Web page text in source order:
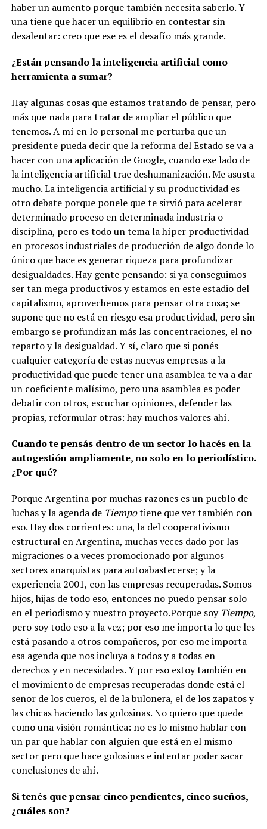
haber un aumento porque también necesita saberlo. Y
una tiene que hacer un equilibrio en contestar sin
desalentar: creo que ese es el desafío más grande.
¿Están pensando la inteligencia artificial como
herramienta a sumar?
Hay algunas cosas que estamos tratando de pensar, pero
más que nada para tratar de ampliar el público que
tenemos. A mí en lo personal me perturba que un
presidente pueda decir que la reforma del Estado se va a
hacer con una aplicación de Google, cuando ese lado de
la inteligencia artificial trae deshumanización. Me asusta
mucho. La inteligencia artificial y su productividad es
otro debate porque ponele que te sirvió para acelerar
determinado proceso en determinada industria o
disciplina, pero es todo un tema la híper productividad
en procesos industriales de producción de algo donde lo
único que hace es generar riqueza para profundizar
desigualdades. Hay gente pensando: si ya conseguimos
ser tan mega productivos y estamos en este estadio del
capitalismo, aprovechemos para pensar otra cosa; se
supone que no está en riesgo esa productividad, pero sin
embargo se profundizan más las concentraciones, el no
reparto y la desigualdad. Y sí, claro que si ponés
cualquier categoría de estas nuevas empresas a la
productividad que puede tener una asamblea te va a dar
un coeficiente malísimo, pero una asamblea es poder
debatir con otros, escuchar opiniones, defender las
propias, reformular otras: hay muchos valores ahí.
Cuando te pensás dentro de un sector lo hacés en la
autogestión ampliamente, no solo en lo periodístico.
¿Por qué?
Porque Argentina por muchas razones es un pueblo de
luchas y la agenda de Tiempotiene que ver también con
eso. Hay dos corrientes: una, la del cooperativismo
estructural en Argentina, muchas veces dado por las
migraciones o a veces promocionado por algunos
sectores anarquistas para autoabastecerse; y la
experiencia 2001, con las empresas recuperadas. Somos
hijos, hijas de todo eso, entonces no puedo pensar solo
en el periodismo y nuestro proyecto.Porque soy Tiempo,
pero soy todo eso a la vez; por eso me importa lo que les
está pasando a otros compañeros, por eso me importa
esa agenda que nos incluya a todos y a todas en
derechos y en necesidades. Y por eso estoy también en
el movimiento de empresas recuperadas donde está el
señor de los cueros, el de la bulonera, el de los zapatos y
las chicas haciendo las golosinas. No quiero que quede
como una visión romántica: no es lo mismo hablar con
un par que hablar con alguien que está en el mismo
sector pero que hace golosinas e intentar poder sacar
conclusiones de ahí.
Si tenés que pensar cinco pendientes, cinco sueños,
¿cuáles son?